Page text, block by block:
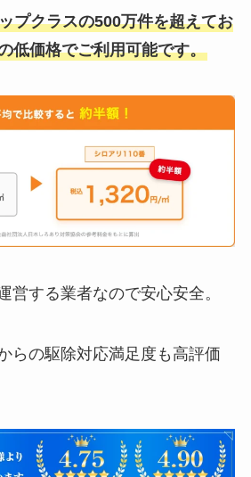
プクラスの500万件を超えてお
低価格でご利用可能です。
営する業者なので安心安全。
らの駆除対応満足度も高評価